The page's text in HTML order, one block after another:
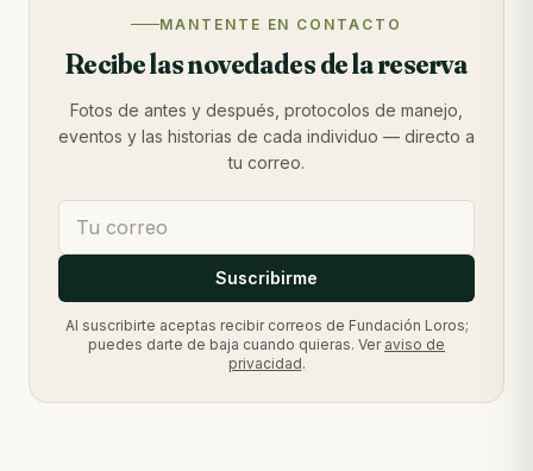
MANTENTE EN CONTACTO
Recibe las novedades de la reserva
Fotos de antes y después, protocolos de manejo,
eventos y las historias de cada individuo — directo a
tu correo.
Suscribirme
Al suscribirte aceptas recibir correos de Fundación Loros;
puedes darte de baja cuando quieras. Ver aviso de
privacidad.